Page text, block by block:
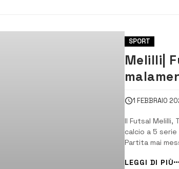
SPORT
Melilli|
1 FEBBRAIO
Il Futsal Melilli,
calcio a 5 serie
Partita mai
Formazioni
LEGGI DI PIÙ